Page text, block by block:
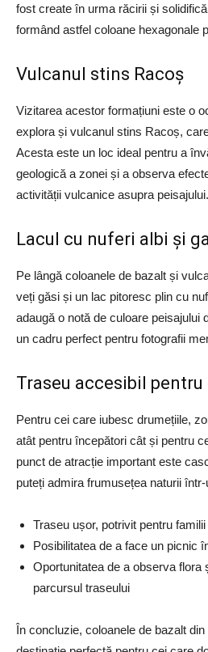
fost create în urma răcirii și
formând astfel coloane hexagonale
Vulcanul stins Racoș
Vizitarea acestor formațiuni este o
explora și vulcanul stins Racoș,
Acesta este un loc ideal pentru a
geologică a zonei și a observa
activității vulcanice asupra peisajului.
Lacul cu nuferi albi și
Pe lângă coloanele de bazalt și
veți găsi și un lac pitoresc plin cu
adaugă o notă de culoare peisajului
un cadru perfect pentru fotografii
Traseu accesibil
Pentru cei care iubesc drumețiile,
atât pentru începători cât și pentru
punct de atracție important este
puteți admira frumusețea naturii
Traseu ușor, potrivit pentru
Posibilitatea de a face un picnic
Oportunitatea de a observa flora
parcursul traseului
În concluzie, coloanele de bazalt